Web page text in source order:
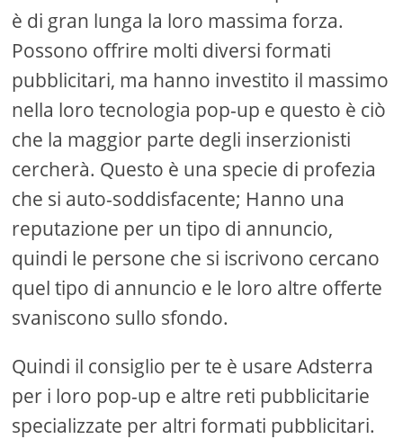
è di gran lunga la loro massima forza.
Possono offrire molti diversi formati
pubblicitari, ma hanno investito il massimo
nella loro tecnologia pop-up e questo è ciò
che la maggior parte degli inserzionisti
cercherà. Questo è una specie di profezia
che si auto-soddisfacente; Hanno una
reputazione per un tipo di annuncio,
quindi le persone che si iscrivono cercano
quel tipo di annuncio e le loro altre offerte
svaniscono sullo sfondo.
Quindi il consiglio per te è usare Adsterra
per i loro pop-up e altre reti pubblicitarie
specializzate per altri formati pubblicitari.